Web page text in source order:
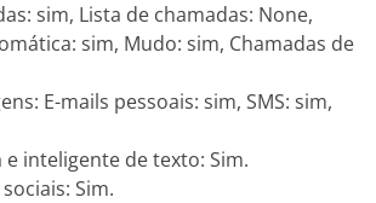
sim, Lista de chamadas: None,
sim, Mudo: sim, Chamadas de
E-mails pessoais: sim, SMS: sim,
inteligente de texto: Sim.
Sim.